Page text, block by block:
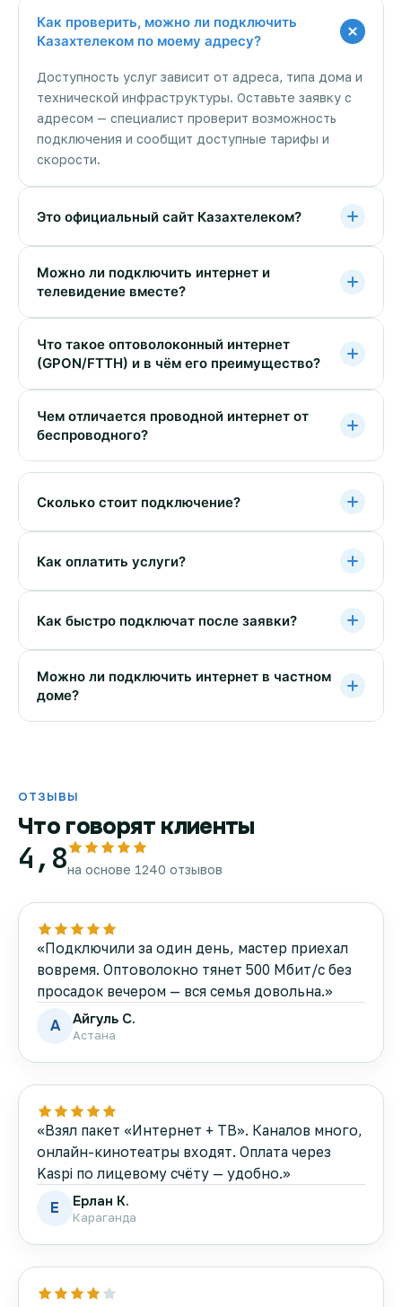
Как проверить, можно ли подключить
Казахтелеком по моему адресу?
Доступность услуг зависит от адреса, типа дома и
технической инфраструктуры. Оставьте заявку с
адресом — специалист проверит возможность
подключения и сообщит доступные тарифы и
скорости.
Это официальный сайт Казахтелеком?
Можно ли подключить интернет и
телевидение вместе?
Что такое оптоволоконный интернет
(GPON/FTTH) и в чём его преимущество?
Чем отличается проводной интернет от
беспроводного?
Сколько стоит подключение?
Как оплатить услуги?
Как быстро подключат после заявки?
Можно ли подключить интернет в частном
доме?
ОТЗЫВЫ
Что говорят клиенты
4,8на основе 1240 отзывов
«Подключили за один день, мастер приехал
вовремя. Оптоволокно тянет 500 Мбит/с без
просадок вечером — вся семья довольна.»
А Айгуль С.
Астана
«Взял пакет «Интернет + ТВ». Каналов много,
онлайн-кинотеатры входят. Оплата через
Kaspi по лицевому счёту — удобно.»
Е Ерлан К.
Караганда